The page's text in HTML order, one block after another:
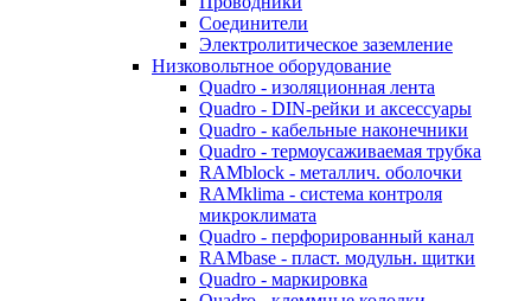
Соединители
Электролитическое заземление
Низковольтное оборудование
Quadro - изоляционная лента
Quadro - DIN-рейки и аксессуары
Quadro - кабельные наконечники
Quadro - термоусаживаемая трубка
RAMblock - металлич. оболочки
RAMklima - система контроля
микроклимата
Quadro - перфорированный канал
RAMbase - пласт. модульн. щитки
Quadro - маркировка